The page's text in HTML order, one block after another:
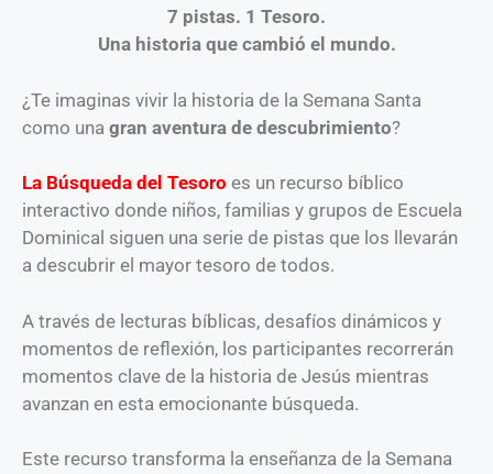
7 pistas. 1 Tesoro.
Una historia que cambió el mundo.
¿Te imaginas vivir la historia de la Semana Santa
como una gran aventura de descubrimiento?
La Búsqueda del Tesoro es un recurso bíblico
interactivo donde niños, familias y grupos de Escuela
Dominical siguen una serie de pistas que los llevarán
a descubrir el mayor tesoro de todos.
A través de lecturas bíblicas, desafíos dinámicos y
momentos de reflexión, los participantes recorrerán
momentos clave de la historia de Jesús mientras
avanzan en esta emocionante búsqueda.
Este recurso transforma la enseñanza de la Semana